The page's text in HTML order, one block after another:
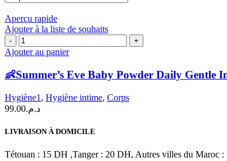
Aperçu rapide
Ajouter à la liste de souhaits
quantité
de
Summer’s
Eve
Baby
Powder
Daily
Intimate
Spray
Ajouter au panier
👶Summer’s Eve Baby Powder Daily Gentle
Hygiène1 , Hygiène intime, Corps
د.م.99.00
LIVRAISON À DOMICILE
Tétouan : 15 DH ,Tanger : 20 DH, Autres villes du Maroc :